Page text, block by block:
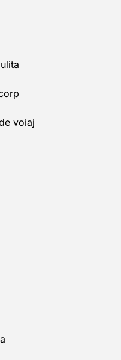
voiaj